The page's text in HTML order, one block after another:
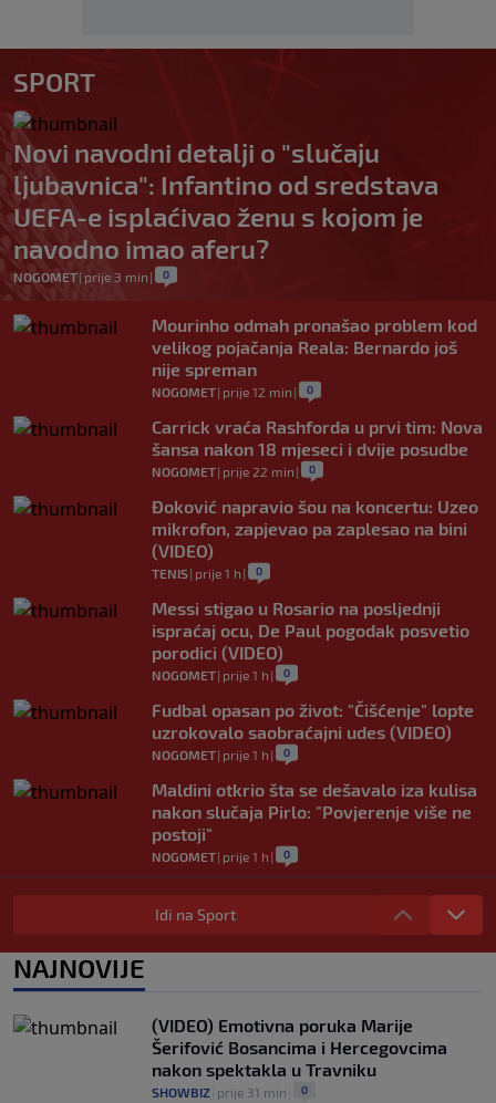
SPORT
Novi navodni detalji o "slučaju
ljubavnica": Infantino od sredstava
UEFA-e isplaćivao ženu s kojom je
navodno imao aferu?
NOGOMET| prije 3 min | 0
Mourinho odmah pronašao problem kod
velikog pojačanja Reala: Bernardo još
nije spreman
NOGOMET| prije 12 min | 0
Carrick vraća Rashforda u prvi tim: Nova
šansa nakon 18 mjeseci i dvije posudbe
NOGOMET| prije 22 min | 0
Đoković napravio šou na koncertu: Uzeo
mikrofon, zapjevao pa zaplesao na bini
(VIDEO)
TENIS| prije 1 h | 0
Messi stigao u Rosario na posljednji
ispraćaj ocu, De Paul pogodak posvetio
porodici (VIDEO)
NOGOMET| prije 1 h | 0
Fudbal opasan po život: "Čišćenje" lopte
uzrokovalo saobraćajni udes (VIDEO)
NOGOMET| prije 1 h | 0
Maldini otkrio šta se dešavalo iza kulisa
nakon slučaja Pirlo: "Povjerenje više ne
postoji"
NOGOMET| prije 1 h | 0
FIFA stala u odbranu Infantina: "U toku je
organizovani pokušaj njegovog rušenja"
sam prije svega golman" (FOTO+VIDEO)
NOGOMET | 0
Idi na Sport
NAJNOVIJE
(VIDEO) Emotivna poruka Marije
Šerifović Bosancima i Hercegovcima
nakon spektakla u Travniku
SHOWBIZ prije 31 min 0